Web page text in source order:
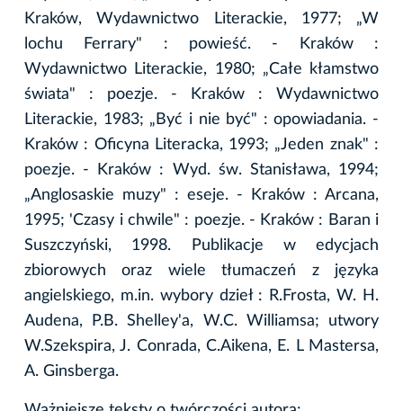
Kraków, Wydawnictwo Literackie, 1977; „W
lochu Ferrary" : powieść. - Kraków :
Wydawnictwo Literackie, 1980; „Całe kłamstwo
świata" : poezje. - Kraków : Wydawnictwo
Literackie, 1983; „Być i nie być" : opowiadania. -
Kraków : Oficyna Literacka, 1993; „Jeden znak" :
poezje. - Kraków : Wyd. św. Stanisława, 1994;
„Anglosaskie muzy" : eseje. - Kraków : Arcana,
1995; 'Czasy i chwile" : poezje. - Kraków : Baran i
Suszczyński, 1998. Publikacje w edycjach
zbiorowych oraz wiele tłumaczeń z języka
angielskiego, m.in. wybory dzieł : R.Frosta, W. H.
Audena, P.B. Shelley'a, W.C. Williamsa; utwory
W.Szekspira, J. Conrada, C.Aikena, E. L Mastersa,
A. Ginsberga.